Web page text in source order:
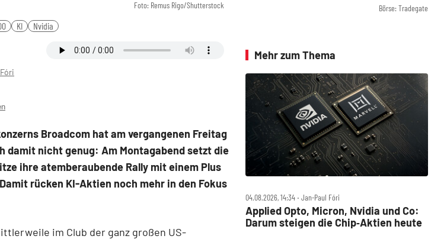
Foto: Remus Rigo/Shutterstock
KI Nvidia
Broadcom hat am vergangenen Freitag
damit nicht genug: Am Montagabend setzt die
ihre atemberaubende Rally mit einem Plus
rücken KI-Aktien noch mehr in den Fokus
im Club der ganz großen US-
Börse: Tradegate
Mehr zum Thema
04.08.2026, 14:34 ‧ Jan-Paul Fóri
Applied Opto, Micron, Nvidia und Co:
Darum steigen die Chip‑Aktien heute